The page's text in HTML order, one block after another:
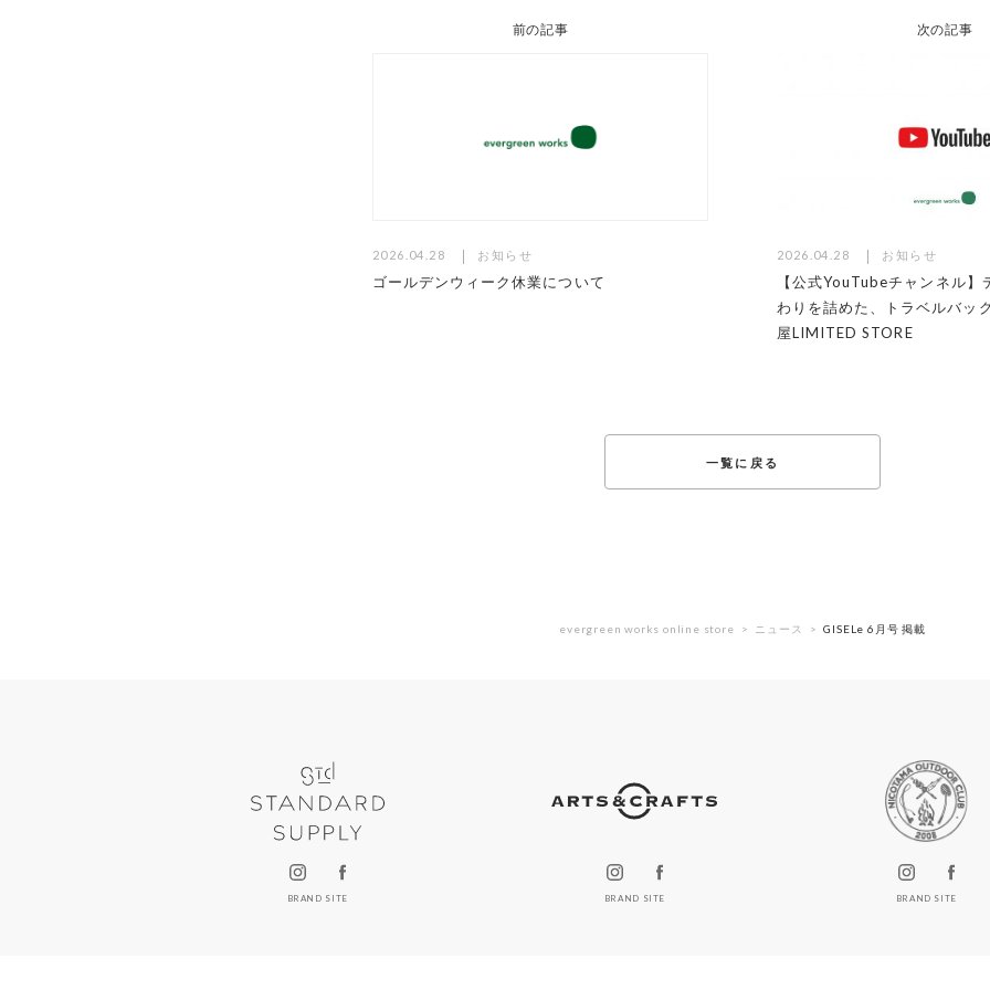
前の記事
2026.04.28 お知らせ
ゴールデンウィーク休業について
次の記事
2026.04.28 お知らせ
【公式YouTubeチャンネル】
わりを詰めた、トラベルバッ
屋LIMITED STORE
一覧に戻る
evergreen works online store ニュース GISELe 6月号 掲載
BRAND SITE BRAND SITE BRAND SITE